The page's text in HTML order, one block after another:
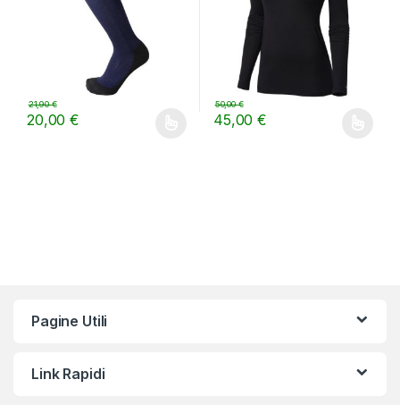
20,00€
21,90€
Questo prodotto ha più varianti. Le opzioni possono essere
45,00€
50,00€
Questo prodotto ha più
Pagine Utili
Link Rapidi